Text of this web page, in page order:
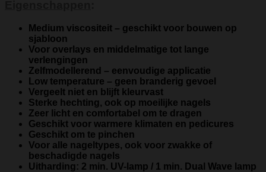
Medium viscositeit – geschikt voor bouwen op
sjabloon
Voor overlays en middelmatige tot lange
verlengingen
Zelfmodellerend – eenvoudige applicatie
Low temperature – geen branderig gevoel
Vergeelt niet en blijft kleurvast
Sterke hechting, ook op moeilijke nagels
Zeer licht en comfortabel om te dragen
Geschikt voor warmere klimaten en pedicures
Geschikt om te pinchen
Voor alle nageltypes, ook voor zwakke of
beschadigde nagels
Uitharding: 2 min. UV-lamp / 1 min. Dual Wave lamp